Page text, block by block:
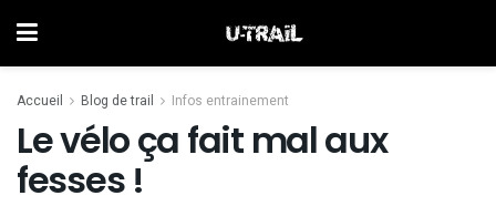
Accueil Blog de trail Infos entrainement
Le vélo ça fait mal aux
fesses !